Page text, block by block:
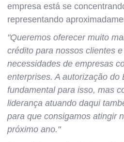
empresa está se
representando
"Queremos oferecer muito
crédito para nossos clientes
necessidades de empresas
enterprises. A autorização do
fundamental para isso, mas
liderança atuando daqui
para que consigamos atingir
próximo ano."